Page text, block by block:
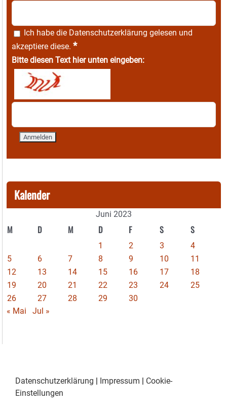
Ich habe die Datenschutzerklärung gelesen und
akzeptiere diese. *
Bitte diesen Text hier unten eingeben:
Kalender
Juni 2023
M D M D F S S
1 2 3
4
5
6 7 8 9 10
11
12
13 14 15 16 17
18
19
20 21 22 23 24
25
26
27 28 29
30
« Mai
Jul »
Datenschutzerklärung Impressum
Cookie-
Einstellungen